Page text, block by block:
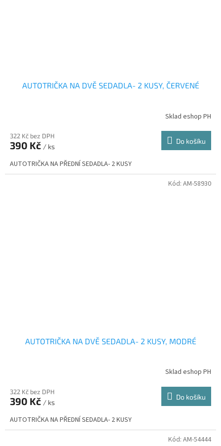
AUTOTRIČKA NA DVĚ SEDADLA- 2 KUSY, ČERVENÉ
Sklad eshop PH
322 Kč bez DPH
390 Kč / ks
Do košíku
AUTOTRIČKA NA PŘEDNÍ SEDADLA- 2 KUSY
AUTOTRIČKA NA DVĚ SEDADLA- 2 KUSY, MODRÉ
Sklad eshop PH
322 Kč bez DPH
390 Kč / ks
Do košíku
AUTOTRIČKA NA PŘEDNÍ SEDADLA- 2 KUSY
Kód: AM-58930
Kód: AM-54444